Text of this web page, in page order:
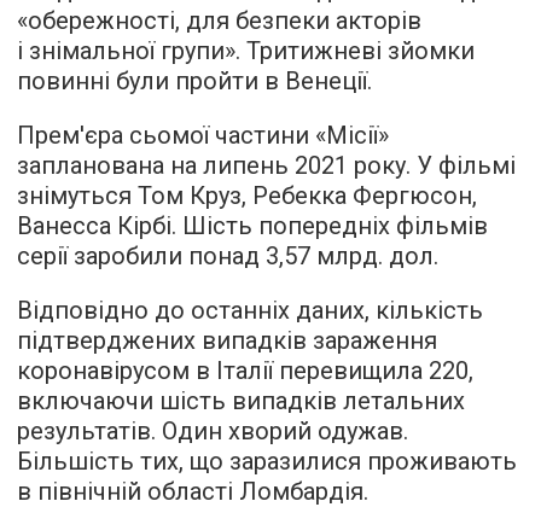
«обережності, для безпеки акторів
і знімальної групи». Тритижневі зйомки
повинні були пройти в Венеції.
Прем'єра сьомої частини «Місії»
запланована на липень 2021 року. У фільмі
знімуться Том Круз, Ребекка Фергюсон,
Ванесса Кірбі. Шість попередніх фільмів
серії заробили понад 3,57 млрд. дол.
Відповідно до останніх даних, кількість
підтверджених випадків зараження
коронавірусом в Італії перевищила 220,
включаючи шість випадків летальних
результатів. Один хворий одужав.
Більшість тих, що заразилися проживають
в північній області Ломбардія.